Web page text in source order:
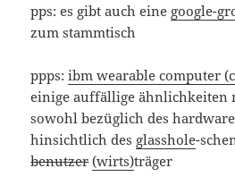
pps: es gibt auch eine google-
zum stammtisch
ppps:ibm wearable computer
einige auffällige ähnlichkeiten
sowohl bezüglich des
hinsichtlich des glasshole-
benutzer (wirts)träger